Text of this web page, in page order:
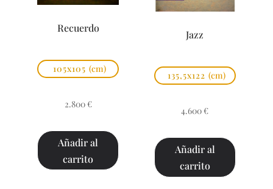
Recuerdo
105x105 (cm)
2.800 €
Añadir al
carrito
Jazz
135,5x122 (cm)
4.600 €
Añadir al
carrito